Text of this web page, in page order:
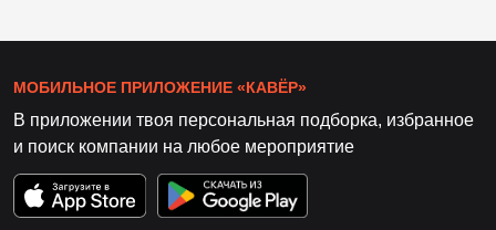
МОБИЛЬНОЕ ПРИЛОЖЕНИЕ «КАВЁР»
В приложении твоя персональная подборка, избранное
и поиск компании на любое мероприятие